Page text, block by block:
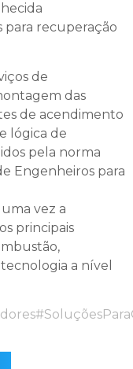
recuperação
de
das
de acendimento
lógica de
pela norma
Engenheiros para
vez a
principais
a nível